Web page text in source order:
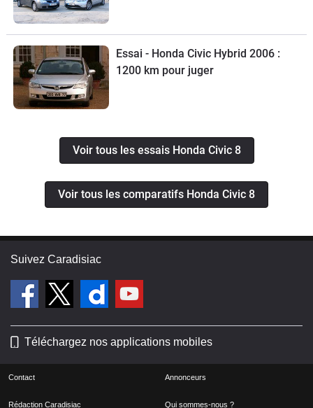
Essai - Honda Civic Hybrid 2006 :
1200 km pour juger
Voir tous les essais Honda Civic 8
Voir tous les comparatifs Honda Civic 8
Suivez Caradisiac
Téléchargez nos applications mobiles
Contact Annonceurs
Rédaction Caradisiac Qui sommes-nous ?